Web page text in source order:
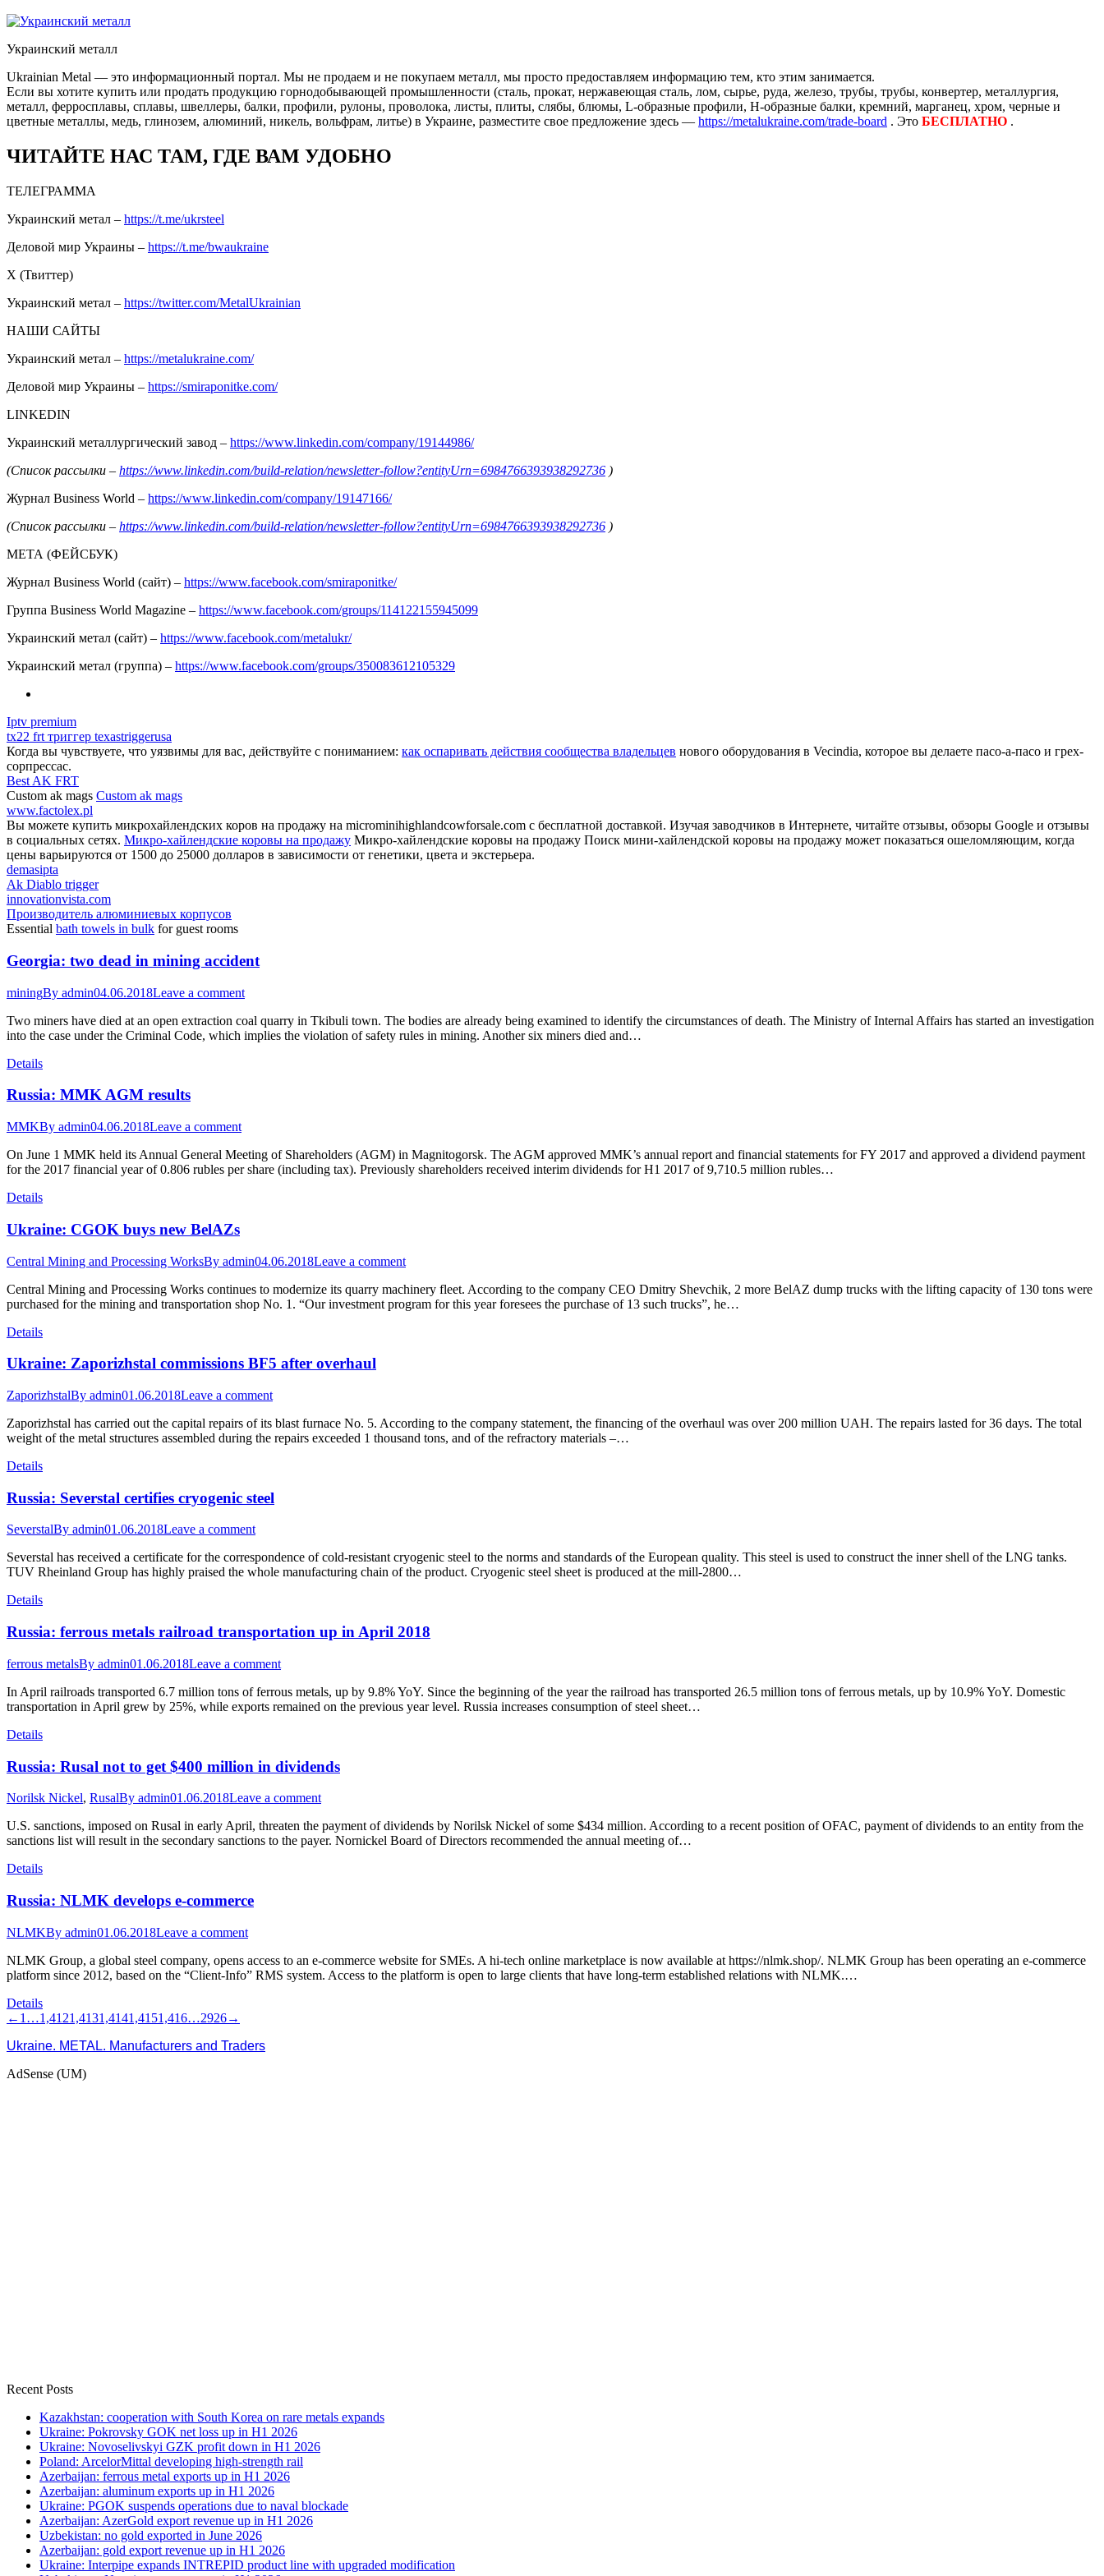
Украинский металл
Ukrainian Metal — это информационный портал. Мы не продаем и не покупаем металл, мы просто предоставляем информацию тем, кто этим занимается.
Если вы хотите купить или продать продукцию горнодобывающей промышленности (сталь, прокат, нержавеющая сталь, лом, сырье, руда, железо, трубы, трубы, конвертер, металлургия,
металл, ферросплавы, сплавы, швеллеры, балки, профили, рулоны, проволока, листы, плиты, слябы, блюмы, L-образные профили, H-образные балки, кремний, марганец, хром, черные и
цветные металлы, медь, глинозем, алюминий, никель, вольфрам, литье) в Украине, разместите свое предложение здесь — https://metalukraine.com/trade-board . Это БЕСПЛАТНО .
ЧИТАЙТЕ НАС ТАМ, ГДЕ ВАМ УДОБНО
ТЕЛЕГРАММА
Украинский метал – https://t.me/ukrsteel
Деловой мир Украины – https://t.me/bwaukraine
Х (Твиттер)
Украинский метал – https://twitter.com/MetalUkrainian
НАШИ САЙТЫ
Украинский метал – https://metalukraine.com/
Деловой мир Украины – https://smiraponitke.com/
LINKEDIN
Украинский металлургический завод – https://www.linkedin.com/company/19144986/
(Список рассылки – https://www.linkedin.com/build-relation/newsletter-follow?entityUrn=6984766393938292736 )
Журнал Business World – https://www.linkedin.com/company/19147166/
(Список рассылки – https://www.linkedin.com/build-relation/newsletter-follow?entityUrn=6984766393938292736 )
МЕТА (ФЕЙСБУК)
Журнал Business World (сайт) – https://www.facebook.com/smiraponitke/
Группа Business World Magazine – https://www.facebook.com/groups/114122155945099
Украинский метал (сайт) – https://www.facebook.com/metalukr/
Украинский метал (группа) – https://www.facebook.com/groups/350083612105329
Iptv premium
tx22 frt триггер texastriggerusa
Когда вы чувствуете, что уязвимы для вас, действуйте с пониманием: как оспаривать действия сообщества владельцев нового оборудования в Vecindia, которое вы делаете пасо-а-пасо и грех-
сорпрессас.
Best AK FRT
Custom ak mags Custom ak mags
www.factolex.pl
Вы можете купить микрохайлендских коров на продажу на microminihighlandcowforsale.com с бесплатной доставкой. Изучая заводчиков в Интернете, читайте отзывы, обзоры Google и отзывы
в социальных сетях. Микро-хайлендские коровы на продажу Микро-хайлендские коровы на продажу Поиск мини-хайлендской коровы на продажу может показаться ошеломляющим, когда
цены варьируются от 1500 до 25000 долларов в зависимости от генетики, цвета и экстерьера.
demasipta
Ak Diablo trigger
innovationvista.com
Производитель алюминиевых корпусов
Essential bath towels in bulk for guest rooms
Georgia: two dead in mining accident
miningBy admin04.06.2018Leave a comment
Two miners have died at an open extraction coal quarry in Tkibuli town. The bodies are already being examined to identify the circumstances of death. The Ministry of Internal Affairs has started an investigation
into the case under the Criminal Code, which implies the violation of safety rules in mining. Another six miners died and…
Details
Russia: MMK AGM results
MMKBy admin04.06.2018Leave a comment
On June 1 MMK held its Annual General Meeting of Shareholders (AGM) in Magnitogorsk. The AGM approved MMK’s annual report and financial statements for FY 2017 and approved a dividend payment
for the 2017 financial year of 0.806 rubles per share (including tax). Previously shareholders received interim dividends for H1 2017 of 9,710.5 million rubles…
Details
Ukraine: CGOK buys new BelAZs
Central Mining and Processing WorksBy admin04.06.2018Leave a comment
Central Mining and Processing Works continues to modernize its quarry machinery fleet. According to the company CEO Dmitry Shevchik, 2 more BelAZ dump trucks with the lifting capacity of 130 tons were
purchased for the mining and transportation shop No. 1. “Our investment program for this year foresees the purchase of 13 such trucks”, he…
Details
Ukraine: Zaporizhstal commissions BF5 after overhaul
ZaporizhstalBy admin01.06.2018Leave a comment
Zaporizhstal has carried out the capital repairs of its blast furnace No. 5. According to the company statement, the financing of the overhaul was over 200 million UAH. The repairs lasted for 36 days. The total
weight of the metal structures assembled during the repairs exceeded 1 thousand tons, and of the refractory materials –…
Details
Russia: Severstal certifies cryogenic steel
SeverstalBy admin01.06.2018Leave a comment
Severstal has received a certificate for the correspondence of cold-resistant cryogenic steel to the norms and standards of the European quality. This steel is used to construct the inner shell of the LNG tanks.
TUV Rheinland Group has highly praised the whole manufacturing chain of the product. Cryogenic steel sheet is produced at the mill-2800…
Details
Russia: ferrous metals railroad transportation up in April 2018
ferrous metalsBy admin01.06.2018Leave a comment
In April railroads transported 6.7 million tons of ferrous metals, up by 9.8% YoY. Since the beginning of the year the railroad has transported 26.5 million tons of ferrous metals, up by 10.9% YoY. Domestic
transportation in April grew by 25%, while exports remained on the previous year level. Russia increases consumption of steel sheet…
Details
Russia: Rusal not to get $400 million in dividends
Norilsk Nickel, RusalBy admin01.06.2018Leave a comment
U.S. sanctions, imposed on Rusal in early April, threaten the payment of dividends by Norilsk Nickel of some $434 million. According to a recent position of OFAC, payment of dividends to an entity from the
sanctions list will result in the secondary sanctions to the payer. Nornickel Board of Directors recommended the annual meeting of…
Details
Russia: NLMK develops e-commerce
NLMKBy admin01.06.2018Leave a comment
NLMK Group, a global steel company, opens access to an e-commerce website for SMEs. A hi-tech online marketplace is now available at https://nlmk.shop/. NLMK Group has been operating an e-commerce
platform since 2012, based on the “Client-Info” RMS system. Access to the platform is open to large clients that have long-term established relations with NLMK.…
Details
← 1 …1,4121,4131,4141,4151,416…2926→
Ukraine. METAL. Manufacturers and Traders
AdSense (UM)
Recent Posts
Kazakhstan: cooperation with South Korea on rare metals expands
Ukraine: Pokrovsky GOK net loss up in H1 2026
Ukraine: Novoselivskyi GZK profit down in H1 2026
Poland: ArcelorMittal developing high-strength rail
Azerbaijan: ferrous metal exports up in H1 2026
Azerbaijan: aluminum exports up in H1 2026
Ukraine: PGOK suspends operations due to naval blockade
Azerbaijan: AzerGold export revenue up in H1 2026
Uzbekistan: no gold exported in June 2026
Azerbaijan: gold export revenue up in H1 2026
Ukraine: Interpipe expands INTREPID product line with upgraded modification